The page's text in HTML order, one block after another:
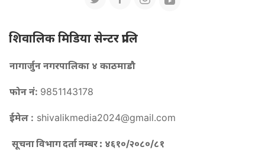
शिवालिक मिडिया सेन्टर प्रालि
नागार्जुन नगरपालिका ४ काठमाडौ
फोन नं: 9851143178
ईमेल : shivalikmedia2024@gmail.com
सूचना विभाग दर्ता नम्बर : ४६१०/२०८०/८१